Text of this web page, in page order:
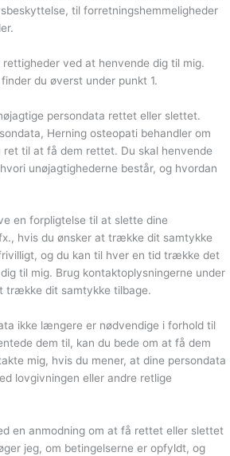
til forretningshemmeligheder
ved at henvende dig til mig.
du øverst under punkt 1.
persondata rettet eller slettet.
Herning osteopati behandler om
ret til at få dem rettet. Du skal henvende
unøjagtighederne består, og hvordan
en forpligtelse til at slette dine
hvis du ønsker at trække dit samtykke
og du kan til hver en tid trække det
til mig. Brug kontaktoplysningerne under
trække dit samtykke tilbage.
ikke længere er nødvendige i forhold til
dem til, kan du bede om at få dem
mig, hvis du mener, at dine persondata
lovgivningen eller andre retlige
en anmodning om at få rettet eller slettet
jeg, om betingelserne er opfyldt, og